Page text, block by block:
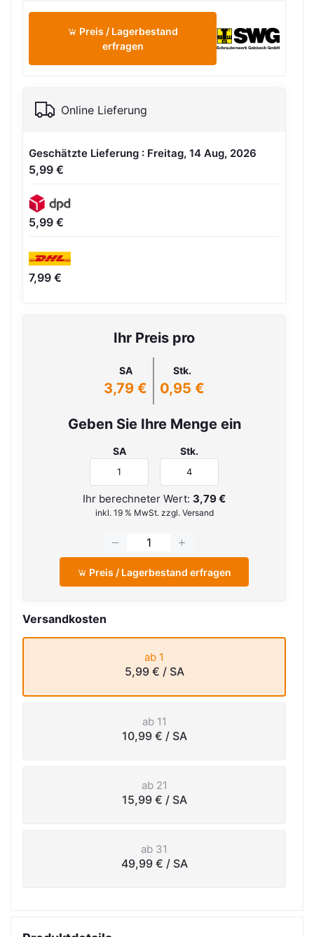
Preis / Lagerbestand
erfragen
Online Lieferung
Geschätzte Lieferung : Freitag, 14 Aug, 2026
5,99 €
5,99 €
7,99 €
Ihr Preis pro
SA
3,79 €
Stk.
0,95 €
Geben Sie Ihre Menge ein
SA Stk.
Ihr berechneter Wert: 3,79 €
inkl. 19 % MwSt. zzgl. Versand
Preis / Lagerbestand erfragen
Versandkosten
ab 1
5,99 € / SA
ab 11
10,99 € / SA
ab 21
15,99 € / SA
ab 31
49,99 € / SA